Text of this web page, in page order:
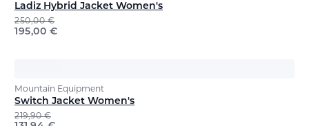
Ladiz Hybrid Jacket Women's
250,00€
195,00 €
Mountain Equipment
Switch Jacket Women's
219,90€